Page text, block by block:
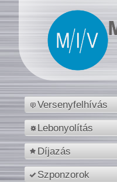
Versenyfelhívás
Lebonyolítás
Díjazás
Szponzorok